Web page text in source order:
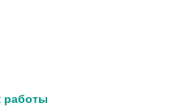
работы